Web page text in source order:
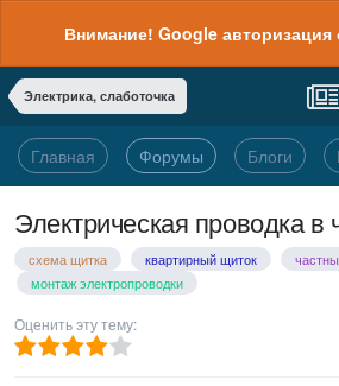
Внимание! Google авторизация
Электрика, слаботочка
Главная Форумы Блоги
Электрическая проводка в
схема щитка квартирный щиток
монтаж электропроводки
Оценить эту тему: